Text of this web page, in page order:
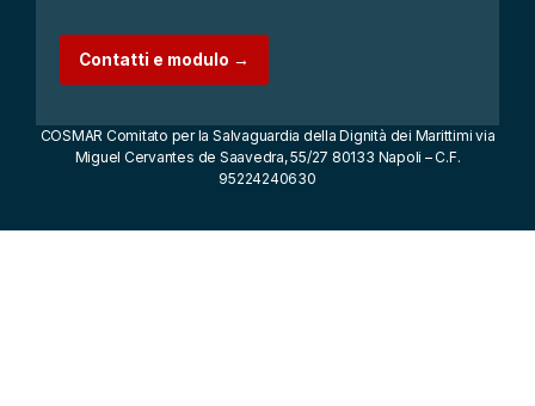
Contatti e modulo →
COSMAR Comitato per la Salvaguardia della Dignità dei Marittimi via
Miguel Cervantes de Saavedra, 55/27 80133 Napoli – C.F.
95224240630